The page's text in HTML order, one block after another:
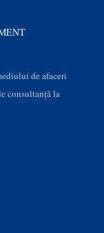
de afaceri
consultanţă la